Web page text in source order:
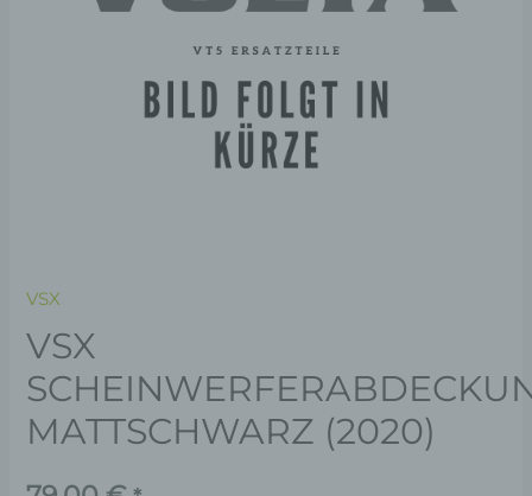
VSX
VSX
MATTSCHWARZ (2020)